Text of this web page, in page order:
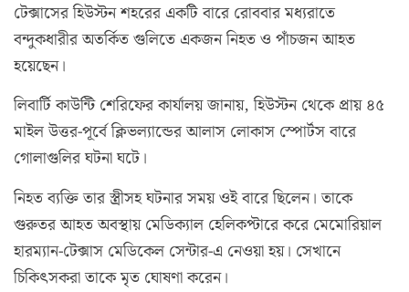
টেক্সাসের হিউস্টন শহরের একটি বারে রোববার মধ্যরাতে
বন্দুকধারীর অতর্কিত গুলিতে একজন নিহত ও পাঁচজন আহত
হয়েছেন।
লিবার্টি কাউন্টি শেরিফের কার্যালয় জানায়, হিউস্টন থেকে প্রায় ৪৫
মাইল উত্তর-পূর্বে ক্লিভল্যান্ডের আলাস লোকাস স্পোর্টস বারে
গোলাগুলির ঘটনা ঘটে।
নিহত ব্যক্তি তার স্ত্রীসহ ঘটনার সময় ওই বারে ছিলেন। তাকে
গুরুতর আহত অবস্থায় মেডিক্যাল হেলিকপ্টারে করে মেমোরিয়াল
হারম্যান-টেক্সাস মেডিকেল সেন্টার-এ নেওয়া হয়। সেখানে
চিকিৎসকরা তাকে মৃত ঘোষণা করেন।